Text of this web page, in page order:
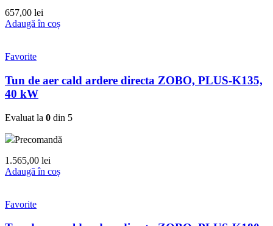
657,00 lei
Adaugă în coș
Favorite
Tun de aer cald ardere directa ZOBO, PLUS-K135,
40 kW
Evaluat la 0 din 5
Precomandă
1.565,00 lei
Adaugă în coș
Favorite